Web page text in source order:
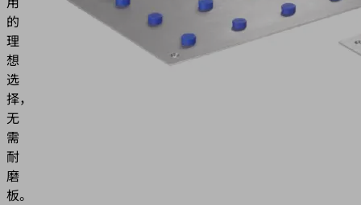
的
理
想
选
择，
无
需
耐
磨
板。